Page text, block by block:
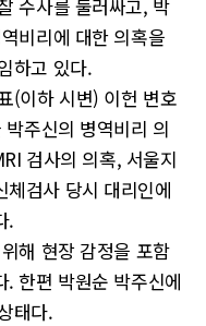
수사를 둘러싸고, 박
비리에 대한 의혹을
하고 있다.
(이하 시변) 이헌 변호
주신의 병역비리 의
검사의 의혹, 서울지
체검사 당시 대리인에
.
해 현장 감정을 포함
한편 박원순 박주신에
태다.